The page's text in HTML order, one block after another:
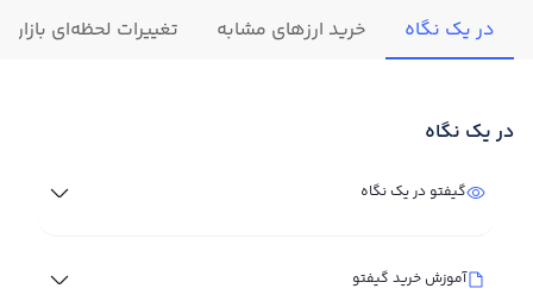
در یک نگاه خرید ارزهای مشابه تغییرات لحظه‌ای بازار
در یک نگاه
گیفتو در یک نگاه
آموزش خرید گیفتو